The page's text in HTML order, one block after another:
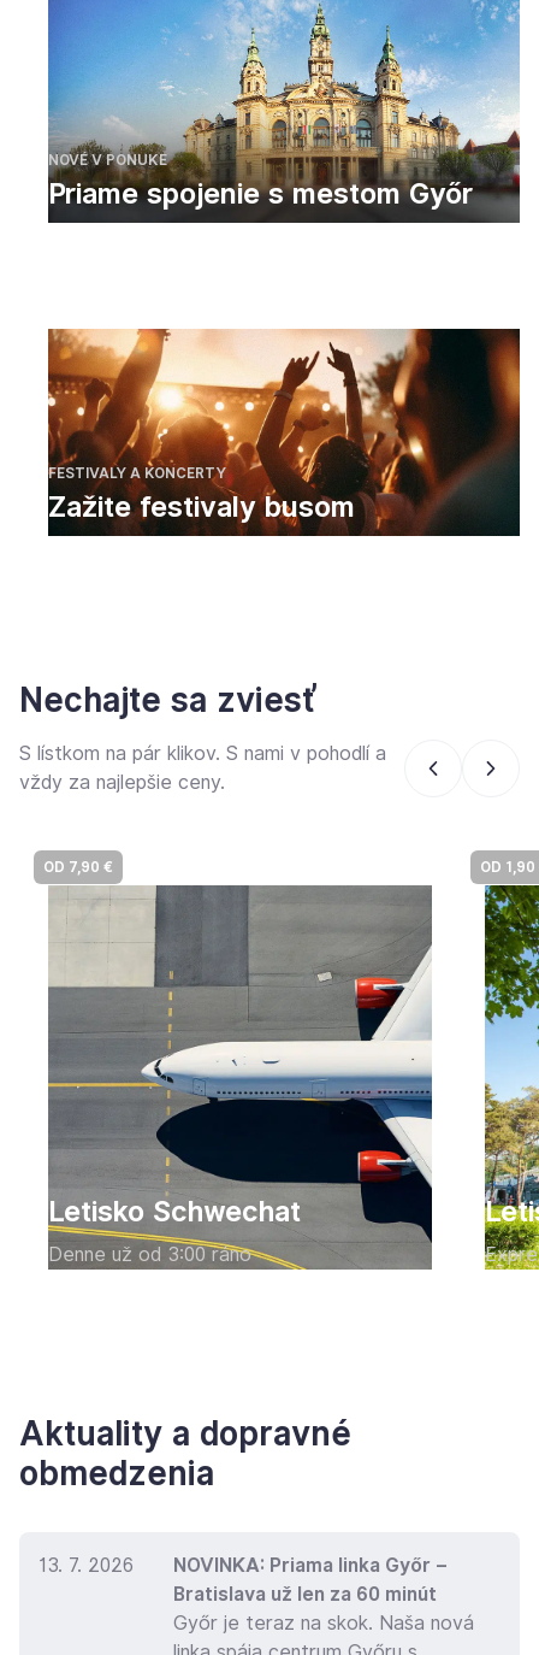
NOVÉ V PONUKE
Priame spojenie s mestom Győr
FESTIVALY A KONCERTY
Zažite festivaly busom
Nechajte sa zviesť
S lístkom na pár klikov. S nami v pohodlí a
vždy za najlepšie ceny.
OD 7,90 €
Letisko Schwechat
Denne už od 3:00 ráno
OD
Aktuality a dopravné
obmedzenia
13. 7. 2026
NOVINKA: Priama linka Győr –
Bratislava už len za 60 minút
Győr je teraz na skok. Naša nová